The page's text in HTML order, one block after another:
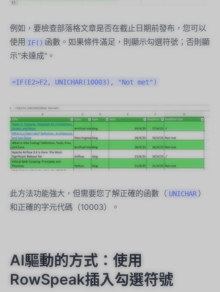
例如，要檢查部落格文章是否在截止日期前發布，您可以
使用 IF() 函數。如果條件滿足，則顯示勾選符號；否則顯
示"未達成"。
=IF(E2>F2, UNICHAR(10003), "Not met")
此方法功能強大，但需要您了解正確的函數（ UNICHAR ）
和正確的字元代碼（10003）。
AI驅動的方式：使用
RowSpeak插入勾選符號